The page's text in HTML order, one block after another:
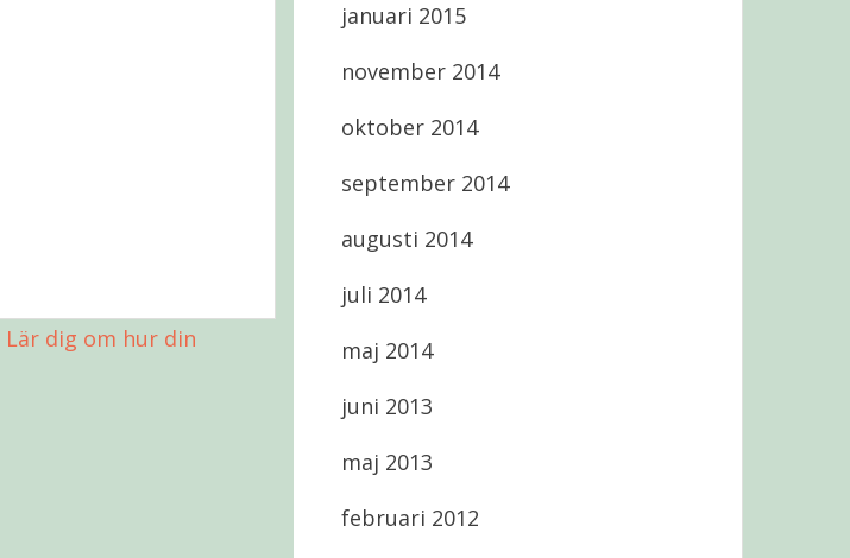
Lär dig om hur din
januari 2015
november 2014
oktober 2014
september 2014
augusti 2014
juli 2014
maj 2014
juni 2013
maj 2013
februari 2012